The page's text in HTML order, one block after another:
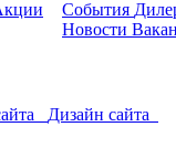
События
Новости
Дизайн сайта